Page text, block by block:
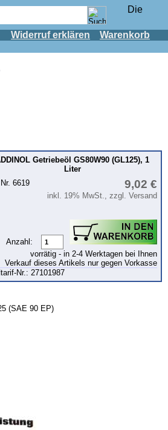
Widerruf erklären Warenkorb
Getriebeöl GS80W90 (GL125), 1
Liter
6619
9,02 €
inkl. 19% MwSt., zzgl. Versand
Anzahl:
vorrätig - in 2-4 Werktagen bei Ihnen
Verkauf dieses Artikels nur gegen Vorkasse
Nr.: 27101987
(SAE 90 EP)